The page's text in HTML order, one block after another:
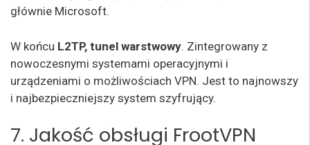
głównie Microsoft.
W końcu L2TP, tunel warstwowy. Zintegrowany z
nowoczesnymi systemami operacyjnymi i
urządzeniami o możliwościach VPN. Jest to najnowszy
i najbezpieczniejszy system szyfrujący.
7. Jakość obsługi FrootVPN